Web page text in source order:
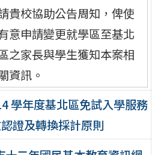
貴校協助公告周知，俾使
意申請變更就學區至基北
之家長與學生獲知本案相
資訊。
學年度基北區免試入學服務
證及轉換採計原則